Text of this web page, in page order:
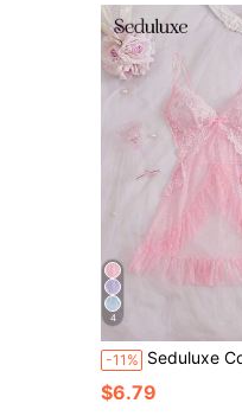
4
-11% Seduluxe Conjunto de 2 piezas de vestido sexy
$6.79